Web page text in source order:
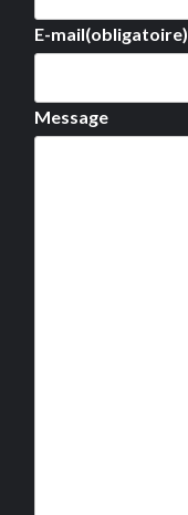
E-mail(obligatoire)
Message